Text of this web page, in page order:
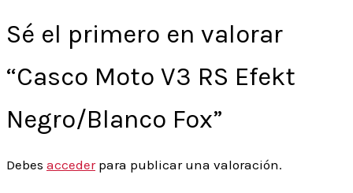
Sé el primero en valorar
“Casco Moto V3 RS Efekt
Negro/Blanco Fox”
Debes accederpara publicar una valoración.